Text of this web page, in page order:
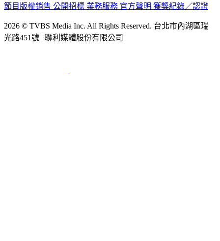
節目版權銷售 公開招標 業務服務 官方聲明 獲獎紀錄／認證
2026 © TVBS Media Inc. All Rights Reserved. 台北市內湖區瑞
光路451號 | 聯利媒體股份有限公司